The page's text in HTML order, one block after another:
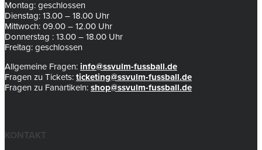
Montag: geschlossen
Dienstag: 13.00 – 18.00 Uhr
Mittwoch: 09.00 – 12.00 Uhr
Donnerstag : 13.00 – 18.00 Uhr
Freitag: geschlossen
Allgemeine Fragen: info@ssvulm-fussball.de
Fragen zu Tickets: ticketing@ssvulm-fussball.de
Fragen zu Fanartikeln: shop@ssvulm-fussball.de
KONTAKT